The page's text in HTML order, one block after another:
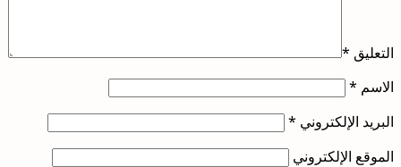
التعليق *
الاسم *
البريد الإلكتروني *
الموقع الإلكتروني